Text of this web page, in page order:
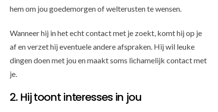
hem om jou goedemorgen of welterusten te wensen.
Wanneer hij in het echt contact met je zoekt, komt hij op je
af en verzet hij eventuele andere afspraken. Hij wil leuke
dingen doen met jou en maakt soms lichamelijk contact met
je.
2. Hij toont interesses in jou